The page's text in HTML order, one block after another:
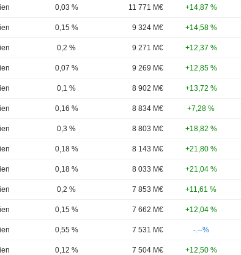
0,03 % 11 771 M€ +14,87 %
0,15 % 9 324 M€ +14,58 %
0,2 % 9 271 M€ +12,37 %
0,07 % 9 269 M€ +12,85 %
0,1 % 8 902 M€ +13,72 %
0,16 % 8 834 M€ +7,28 %
0,3 % 8 803 M€ +18,82 %
0,18 % 8 143 M€ +21,80 %
0,18 % 8 033 M€ +21,04 %
0,2 % 7 853 M€ +11,61 %
0,15 % 7 662 M€ +12,04 %
0,55 % 7 531 M€ -.--%
0,12 % 7 504 M€ +12,50 %